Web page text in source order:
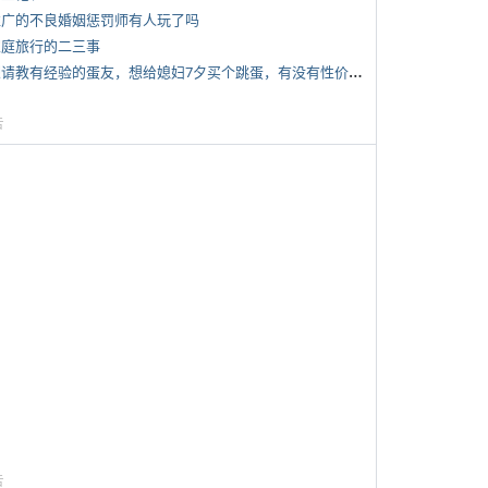
的不良婚姻惩罚师有人玩了吗
旅行的二三事
*
想请教有经验的蛋友，想给媳妇7夕买个跳蛋，有没有性价比高的推荐